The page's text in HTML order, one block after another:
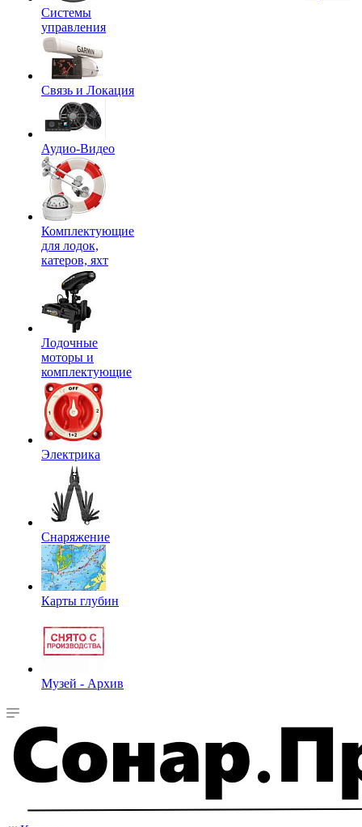
Системы
управления
Связь и Локация
Аудио-Видео
Комплектующие
для лодок,
катеров, яхт
Лодочные
моторы и
комплектующие
Электрика
Снаряжение
Карты глубин
Музей - Архив